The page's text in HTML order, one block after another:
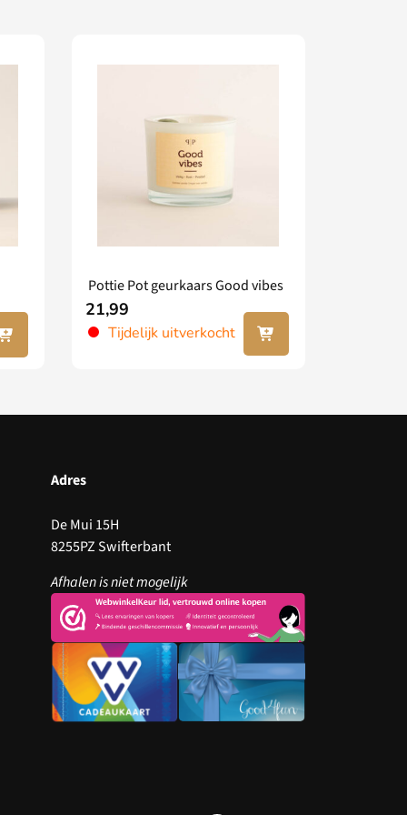
Pottie Pot geurkaars Good vibes
21,99
Tijdelijk uitverkocht
Lees
verder
Adres
De Mui 15H
8255PZ Swifterbant
Afhalen is niet mogelijk